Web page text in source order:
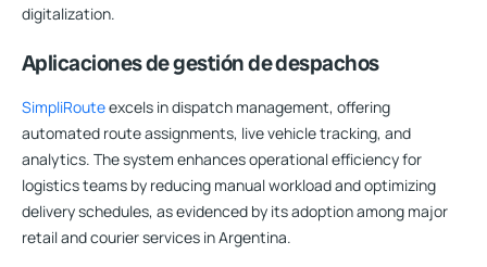
digitalization.
Aplicaciones de gestión de despachos
SimpliRouteexcels in dispatch management, offering
automated route assignments, live vehicle tracking, and
analytics. The system enhances operational efficiency for
logistics teams by reducing manual workload and optimizing
delivery schedules, as evidenced by its adoption among major
retail and courier services in Argentina.